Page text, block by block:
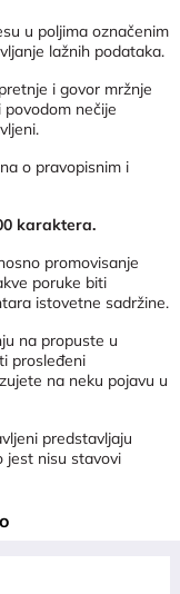
u poljima označenim
lažnih podataka.
i govor mržnje
povodom nečije
o pravopisnim i
karaktera.
promovisanje
poruke biti
istovetne sadržine.
na propuste u
prosleđeni
na neku pojavu u
predstavljaju
jest nisu stavovi